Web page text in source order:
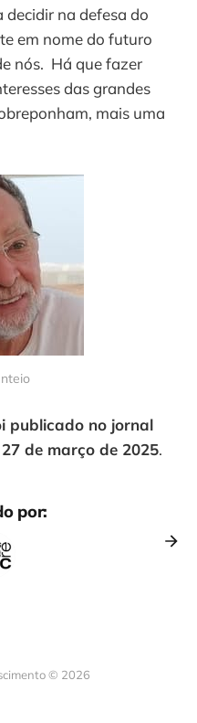
na defesa do
em nome do futuro
nós. Há que fazer
das grandes
mais uma
publicado no jornal
de março de 2025.
por:
© 2026